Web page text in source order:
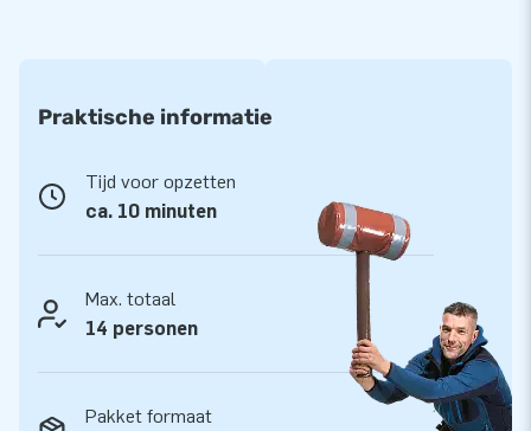
Je kunt vertrouwen op de topkwaliteit PVC van JB kussens.
gestikt, zodat ze duurzaam en eenvoudig te reinigen zijn. De
voetbal rond leveren we bovendien met 5 jaar garantie.
Hierdoor lever jij met dit product jarenlang optimaal
Koop dit sportieve voetbal springkasteel en bezorg jouw
Meer dan 15.000 klanten kozen ook voor JB
Praktische informatie
Tijd voor opzetten
ca. 10 minuten
Max. totaal
14 personen
Pakket formaat